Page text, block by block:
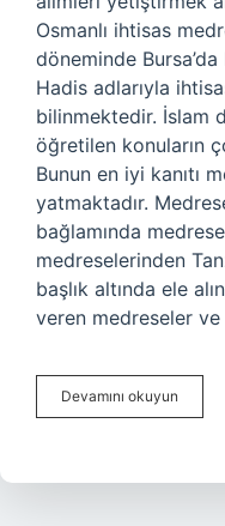
Osmanlı ihtisas
döneminde Bursa’da
Hadis adlarıyla
bilinmektedir. İslam
öğretilen konuların
Bunun en iyi kanıtı
yatmaktadır.
bağlamında
medreselerinden
başlık altında ele
veren medreseler
Devamını okuyun